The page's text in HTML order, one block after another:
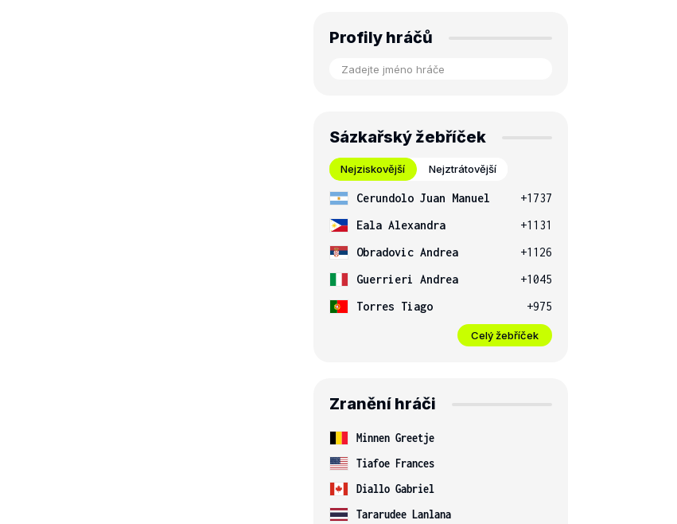
Profily hráčů
Sázkařský žebříček
Nejziskovější Nejztrátovější
Cerundolo Juan Manuel
+1737
Eala Alexandra
+1131
Obradovic Andrea
+1126
Guerrieri Andrea
+1045
Torres Tiago
+975
Celý žebříček
Zranění hráči
Minnen Greetje
Tiafoe Frances
Diallo Gabriel
Tararudee Lanlana